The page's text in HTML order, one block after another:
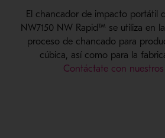
El chancador de impacto portátil
NW7150 NW Rapid™ se utiliza en
proceso de chancado para
cúbica, así como para la
Contáctate con